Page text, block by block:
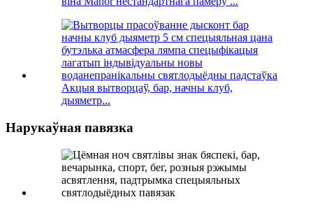
Акцыя вытворцаў, бар, начны клуб,
дыяметр...
Нарукаўная павязка